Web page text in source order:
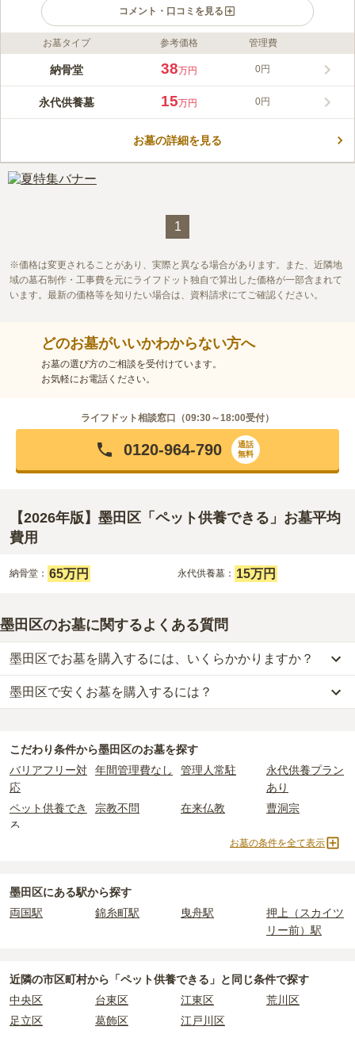
コメント・口コミを見る
ライフドット編集部のコメント
向島たから陵苑は、「大切な家族が眠るのは、いつでも会いにい
を持つ納骨堂です。駅から近く、宗旨宗派不問でペットの納骨も
受け付けており、幅広い人にご利用いただけます。生前の申し込
高級墓石庵治石を使用した墓石区画もあり、納骨堂でも従来のお
みんなの評価
4.0 口コミ2件
60代男性
東向島駅が近いので、何でも揃いそうです。
お墓タイプ 参考価格 管理費
納骨堂 38万円 0円
永代供養墓 15万円 0円
お墓の詳細を見る
1
価格は変更されることがあり、実際と異なる場合があります。また、近隣地
域の墓石制作・工事費を元にライフドット独自で算出した価格が一部含まれて
います。最新の価格等を知りたい場合は、資料請求にてご確認ください。
どのお墓がいいかわからない方へ
お墓の選び方のご相談を受付けています。
お気軽にお電話ください。
ライフドット相談窓口（09:30～18:00受付）
0120-964-790
通話
無料
【2026年版】墨田区「ペット供養できる」お墓平均
費用
納骨堂： 65万円 永代供養墓： 15万円
墨田区のお墓に関するよくある質問
墨田区でお墓を購入するには、いくらかかりますか？
墨田区での購入費用の目安は、一般墓が約297万円、樹木葬が約88
万円、納骨堂が約59万円、永代供養墓が約61万円です。
2つが主な費用となります。
の一般墓の永代使用料の平均は130万円 で、墓石代は東京都
の平均
です。いずれも区画の広さや墓石の大きさ・素材
樹木葬・納骨堂・永代供養墓は、基本的に墓石代がかからず、永代
・開眼法要の費用
：お墓を新しく建てた際に行う儀式のための費
用。僧侶に渡すお布施がかかります。
・納骨式の費用
：お墓に遺骨を納める儀式のための費用。僧侶に渡
ます。
正確な費用は、区画や石材の選び方によって大きく変わるため、見
積もりを取るまで確定しません。
墨田区で安くお墓を購入するには？
万円からお求めいただけます。
する「合祀墓（ごうしぼ）」と呼ばれるタイプです。個別のお墓に
比べて省スペースで管理の手間がかからないため、費用が安く設定
されています。
価格の目安は、1名あたり5万円〜30万円程度です。
こだわり条件から墨田区のお墓を探す
バリアフリー対
応
年間管理費なし 管理人常駐
永代供養プラン
あり
ペット供養でき
る
宗教不問 在来仏教 曹洞宗
臨済宗
民営霊園
寺院墓地
3人用区画あり
お墓の条件を全て表示
墨田区にある駅から探す
両国駅
錦糸町駅 曳舟駅
押上（スカイツ
リー前）駅
近隣の市区町村から 「ペット供養できる」と 同じ条件で探す
中央区
台東区 江東区
荒川区
足立区
葛飾区 江戸川区